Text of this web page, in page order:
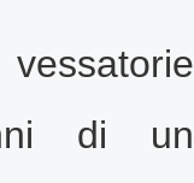
di un